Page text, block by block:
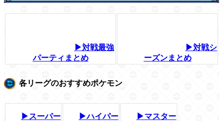
▶対戦最強
パーティまとめ
▶対戦シ
ーズンまとめ
各リーグのおすすめポケモン
▶スーパー ▶ハイパー ▶マスター